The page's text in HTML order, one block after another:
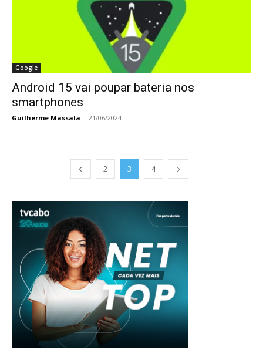
Google
Android 15 vai poupar bateria nos
smartphones
Guilherme Massala - 21/06/2024
2 3 4